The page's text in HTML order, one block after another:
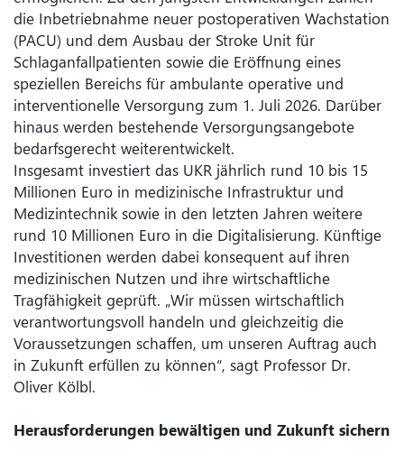
die Inbetriebnahme neuer postoperativen Wachstation
(PACU) und dem Ausbau der Stroke Unit für
Schlaganfallpatienten sowie die Eröffnung eines
speziellen Bereichs für ambulante operative und
interventionelle Versorgung zum 1. Juli 2026. Darüber
hinaus werden bestehende Versorgungsangebote
bedarfsgerecht weiterentwickelt.
Insgesamt investiert das UKR jährlich rund 10 bis 15
Millionen Euro in medizinische Infrastruktur und
Medizintechnik sowie in den letzten Jahren weitere
rund 10 Millionen Euro in die Digitalisierung. Künftige
Investitionen werden dabei konsequent auf ihren
medizinischen Nutzen und ihre wirtschaftliche
Tragfähigkeit geprüft. „Wir müssen wirtschaftlich
verantwortungsvoll handeln und gleichzeitig die
Voraussetzungen schaffen, um unseren Auftrag auch
in Zukunft erfüllen zu können“, sagt Professor Dr.
Oliver Kölbl.
Herausforderungen bewältigen und Zukunft sichern